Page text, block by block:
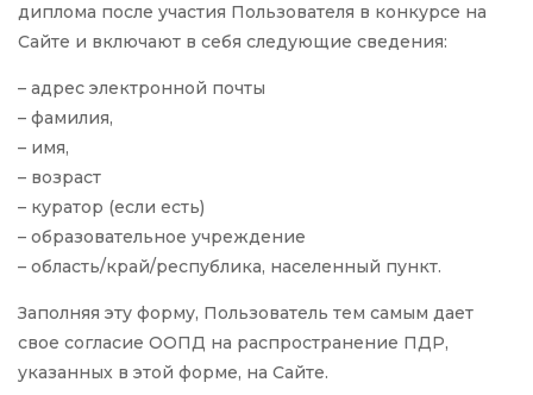
диплома после участия Пользователя в конкурсе на
Сайте и включают в себя следующие сведения:
– адрес электронной почты
– фамилия,
– имя,
– возраст
– куратор (если есть)
– образовательное учреждение
– область/край/республика, населенный пункт.
Заполняя эту форму, Пользователь тем самым дает
свое согласие ООПД на распространение ПДР,
указанных в этой форме, на Сайте.